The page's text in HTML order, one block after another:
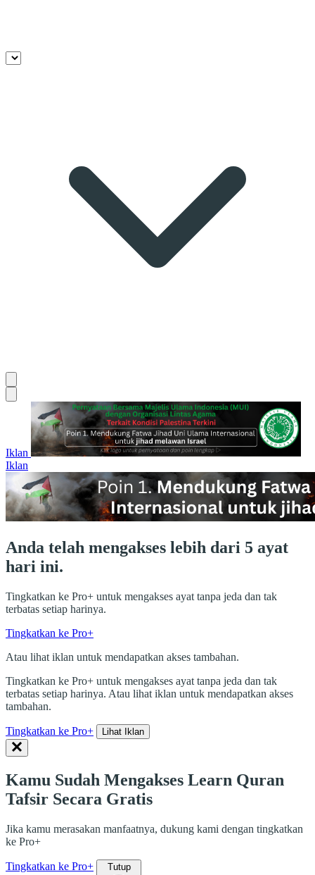
Iklan
Iklan
Anda telah mengakses lebih dari 5 ayat
hari ini.
Tingkatkan ke Pro+ untuk mengakses ayat tanpa jeda dan tak
terbatas setiap harinya.
Tingkatkan ke Pro+
Atau lihat iklan untuk mendapatkan akses tambahan.
Tingkatkan ke Pro+ untuk mengakses ayat tanpa jeda dan tak
terbatas setiap harinya. Atau lihat iklan untuk mendapatkan akses
tambahan.
Tingkatkan ke Pro+ Lihat Iklan
Kamu Sudah Mengakses Learn Quran
Tafsir Secara Gratis
Jika kamu merasakan manfaatnya, dukung kami dengan tingkatkan
ke Pro+
Tingkatkan ke Pro+ Tutup